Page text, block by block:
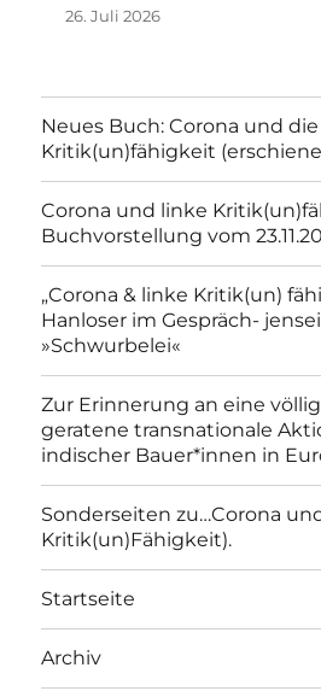
26. Juli 2026
Neues Buch: Corona und
Kritik(un)fähigkeit
Corona und linke
Buchvorstellung vom
„Corona & linke Kritik(un)
Hanloser im Gespräch-
»Schwurbelei«
Zur Erinnerung an eine
geratene transnationale
indischer Bauer*innen in
Sonderseiten zu…Corona
Kritik(un)Fähigkeit).
Startseite
Archiv